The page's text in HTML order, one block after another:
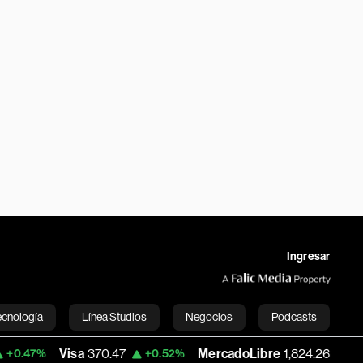
Ingresar
Línea Studios Negocios Podcasts
English
Visa 370.47 +0.52% MercadoLibre 1,824.26 -5.23%